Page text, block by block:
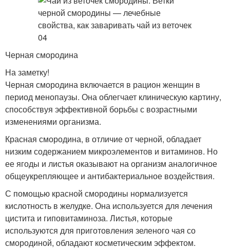
Черная смородина
На заметку!
Черная смородина включается в рацион женщин в
период менопаузы. Она облегчает клиническую картину,
способствуя эффективной борьбы с возрастными
изменениями организма.
Красная смородина, в отличие от черной, обладает
низким содержанием микроэлементов и витаминов. Но
ее ягоды и листья оказывают на организм аналогичное
общеукрепляющее и антибактериальное воздействия.
С помощью красной смородины нормализуется
кислотность в желудке. Она используется для лечения
цистита и гиповитаминоза. Листья, которые
используются для приготовления зеленого чая со
смородиной, обладают косметическим эффектом.